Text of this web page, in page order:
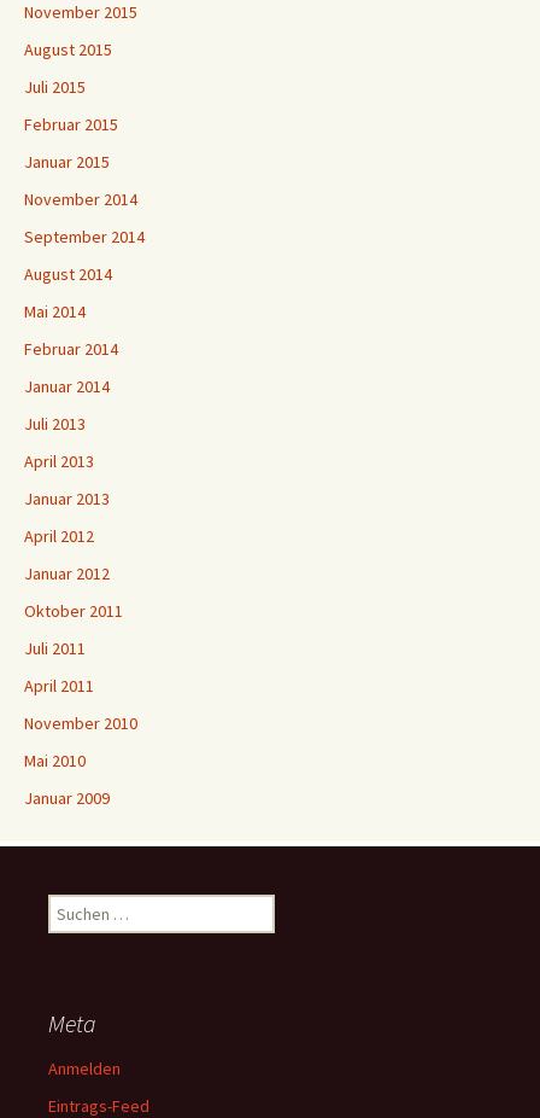
November 2015
August 2015
Juli 2015
Februar 2015
Januar 2015
November 2014
September 2014
August 2014
Mai 2014
Februar 2014
Januar 2014
Juli 2013
April 2013
Januar 2013
April 2012
Januar 2012
Oktober 2011
Juli 2011
April 2011
November 2010
Mai 2010
Januar 2009
Suchen
nach:
Meta
Anmelden
Eintrags-Feed